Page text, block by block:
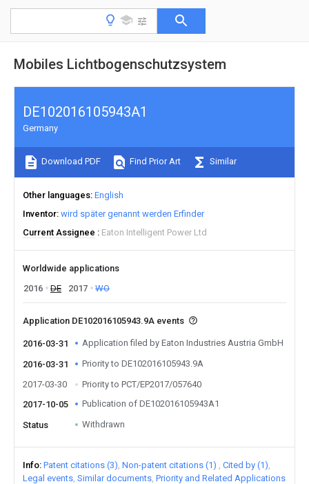
Mobiles Lichtbogenschutzsystem
DE102016105943A1
Germany
Download PDF Find Prior Art Similar
Other languages English
Inventor wird später genannt werden Erfinder
Current Assignee
Eaton Intelligent Power Ltd
Worldwide applications
2016
DE 2017 WO
Application DE102016105943.9A events
2016-03-31 Application filed by Eaton Industries Austria GmbH
2016-03-31
Priority to DE102016105943.9A
2017-03-30
Priority to PCT/EP2017/057640
2017-10-05
Publication of DE102016105943A1
Status Withdrawn
Info Patent citations (3) Non-patent citations (1)
Cited by (1)
Legal events Similar documents Priority and Related Applications